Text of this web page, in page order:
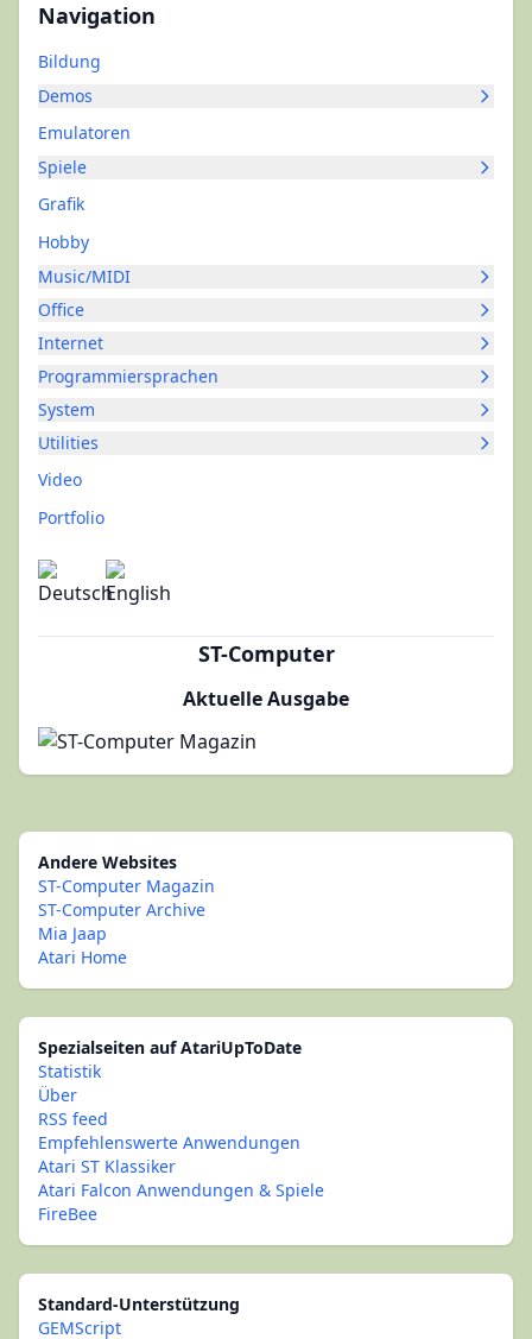
Navigation
Bildung
Demos
Emulatoren
Spiele
Grafik
Hobby
Music/MIDI
Office
Internet
Programmiersprachen
System
Utilities
Video
Portfolio
ST-Computer
Aktuelle Ausgabe
Andere Websites
ST-Computer Magazin
ST-Computer Archive
Mia Jaap
Atari Home
Spezialseiten auf AtariUpToDate
Statistik
Über
RSS feed
Empfehlenswerte Anwendungen
Atari ST Klassiker
Atari Falcon Anwendungen & Spiele
FireBee
Standard-Unterstützung
GEMScript